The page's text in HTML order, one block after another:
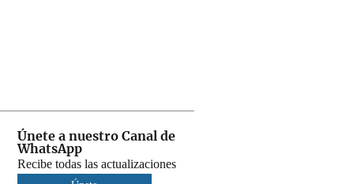
Únete a nuestro Canal de
WhatsApp
Recibe todas las actualizaciones